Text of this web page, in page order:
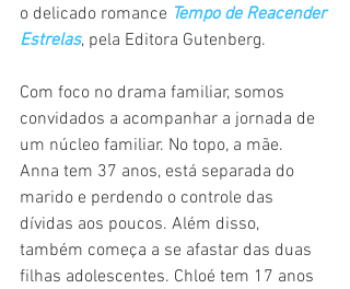
o delicado romance Tempo de Reacender
Estrelas, pela Editora Gutenberg.
Com foco no drama familiar, somos
convidados a acompanhar a jornada de
um núcleo familiar. No topo, a mãe.
Anna tem 37 anos, está separada do
marido e perdendo o controle das
dívidas aos poucos. Além disso,
também começa a se afastar das duas
filhas adolescentes. Chloé tem 17 anos